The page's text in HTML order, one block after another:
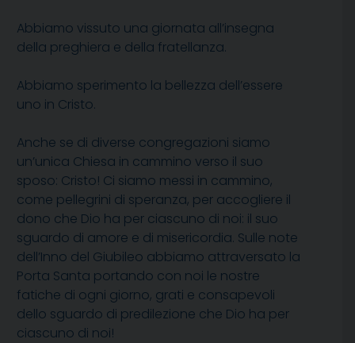
Abbiamo vissuto una giornata all’insegna
della preghiera e della fratellanza.
Abbiamo sperimento la bellezza dell’essere
uno in Cristo.
Anche se di diverse congregazioni siamo
un’unica Chiesa in cammino verso il suo
sposo: Cristo! Ci siamo messi in cammino,
come pellegrini di speranza, per accogliere il
dono che Dio ha per ciascuno di noi: il suo
sguardo di amore e di misericordia. Sulle note
dell’Inno del Giubileo abbiamo attraversato la
Porta Santa portando con noi le nostre
fatiche di ogni giorno, grati e consapevoli
dello sguardo di predilezione che Dio ha per
ciascuno di noi!